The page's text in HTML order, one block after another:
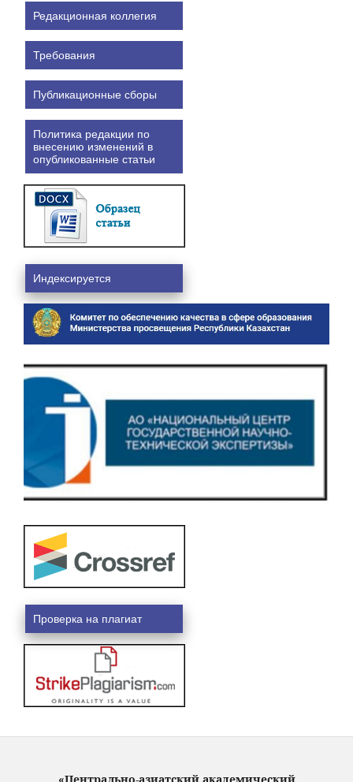
Редакционная коллегия
Требования
Публикационные сборы
Политика редакции по
внесению изменений в
опубликованные статьи
Индексируется
Проверка на плагиат